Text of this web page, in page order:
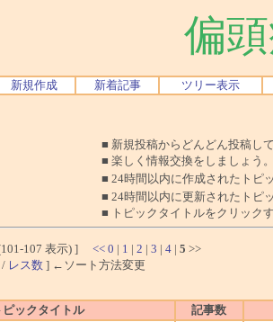
偏
新規作成 新着記事 ツリー表示
■ 新規投稿からどんどん投稿し
■ 楽しく情報交換をしましょう
■ 24時間以内に作成されたトピ
■ 24時間以内に更新されたトピ
■ トピックタイトルをクリック
107 表示) ] << 0 | 1 | 2 | 3 | 4 | 5 >>
/ レス数 ] ←ソート方法変更
ピックタイトル
記事数